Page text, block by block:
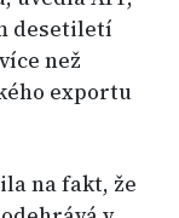
desetiletí
než
exportu
na fakt, že